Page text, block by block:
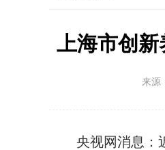
上海市创新
来源
央视网消息：近